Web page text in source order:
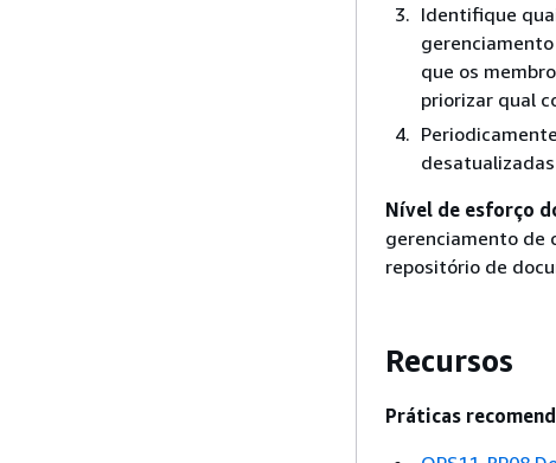
Identifique
que os
priorizar qual
Nível de esforço
gerenciamento de
repositório de
Recursos
Práticas